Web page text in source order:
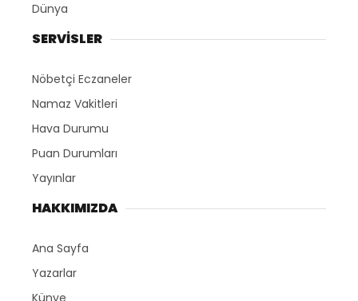
Dünya
SERVİSLER
Nöbetçi Eczaneler
Namaz Vakitleri
Hava Durumu
Puan Durumları
Yayınlar
HAKKIMIZDA
Ana Sayfa
Yazarlar